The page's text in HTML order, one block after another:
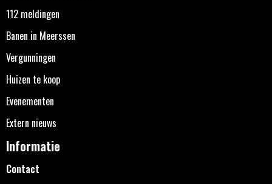
112 meldingen
Banen in Meerssen
Vergunningen
Huizen te koop
Evenementen
Extern nieuws
Informatie
Contact